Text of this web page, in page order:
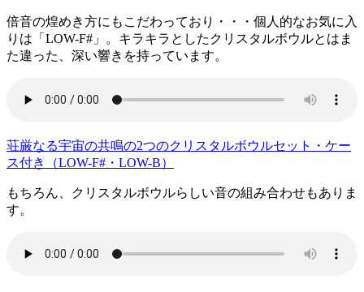
倍音の煌めき方にもこだわっており・・・個人的なお気に入
りは「LOW-F#」。キラキラとしたクリスタルボウルとはま
た違った、深い響きを持っています。
荘厳なる宇宙の共鳴の2つのクリスタルボウルセット・ケー
ス付き（LOW-F#・LOW-B）
もちろん、クリスタルボウルらしい音の組み合わせもありま
す。